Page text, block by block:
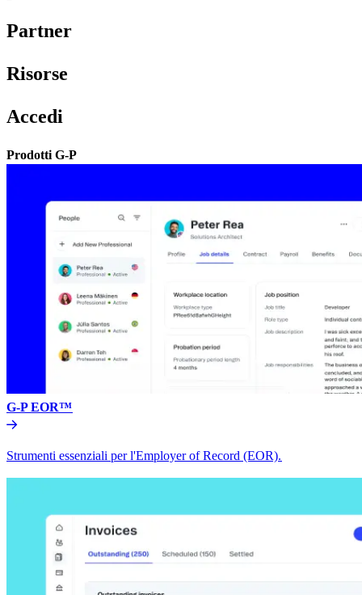
Partner​​
Risorse​​
Accedi​​
Prodotti G-P​​
G-P EOR™​​
Strumenti essenziali per l'Employer of Record (EOR).​​